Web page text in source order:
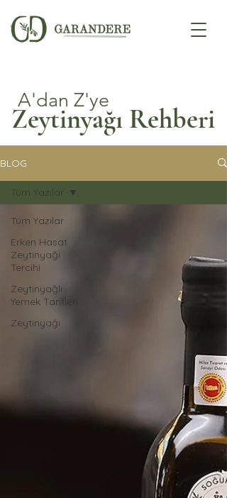
A'dan Z'ye
Zeytinyağı Rehberi
BLOG
Tüm Yazılar
Erken Hasat
Zeytinyağı
Tercihi
Zeytinyağlı
Yemek Tarifleri
Zeytinyağı
Tüm Yazılar